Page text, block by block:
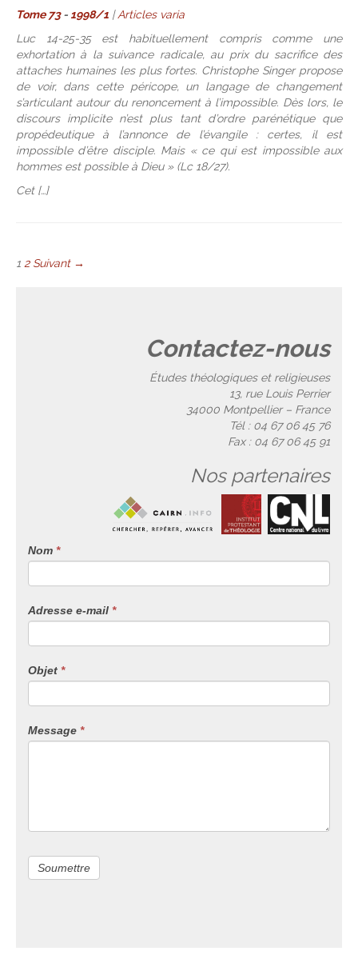
Tome 73- 1998/1 |Articles varia
Luc 14-25-35 est habituellement compris comme une
exhortation à la suivance radicale, au prix du sacrifice des
attaches humaines les plus fortes. Christophe Singer propose
de voir, dans cette péricope, un langage de changement
s’articulant autour du renoncement à l’impossible. Dès lors, le
discours implicite n’est plus tant d’ordre parénétique que
propédeutique à l’annonce de l’évangile : certes, il est
impossible d’être disciple. Mais « ce qui est impossible aux
hommes est possible à Dieu » (Lc 18/27).
Cet […]
1 2 Suivant →
Contactez-nous
Études théologiques et religieuses
13, rue Louis Perrier
34000 Montpellier – France
Tél : 04 67 06 45 76
Fax : 04 67 06 45 91
Nos partenaires
Nom *
Adresse e-mail *
Objet *
Message *
Si
vous
êtes
humain,
remplissez
ce